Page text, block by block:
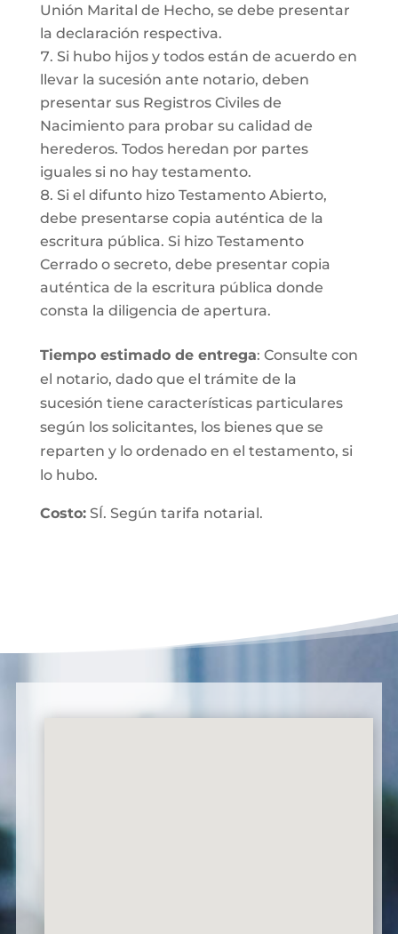
Unión Marital de Hecho, se debe presentar
la declaración respectiva.
Si hubo hijos y todos están de acuerdo en
llevar la sucesión ante notario, deben
presentar sus Registros Civiles de
Nacimiento para probar su calidad de
herederos. Todos heredan por partes
iguales si no hay testamento.
Si el difunto hizo Testamento Abierto,
debe presentarse copia auténtica de la
escritura pública. Si hizo Testamento
Cerrado o secreto, debe presentar copia
auténtica de la escritura pública donde
consta la diligencia de apertura.
Tiempo estimado de entrega: Consulte con
el notario, dado que el trámite de la
sucesión tiene características particulares
según los solicitantes, los bienes que se
reparten y lo ordenado en el testamento, si
lo hubo.
Costo:SÍ. Según tarifa notarial.